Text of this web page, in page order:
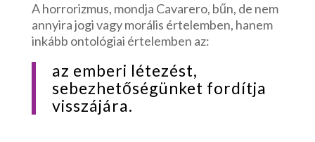
A horrorizmus, mondja Cavarero, bűn, de nem
annyira jogi vagy morális értelemben, hanem
inkább ontológiai értelemben az:
az emberi létezést,
sebezhetőségünket fordítja
visszájára.